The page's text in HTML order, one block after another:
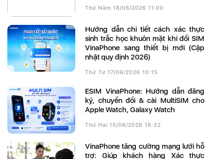
Thứ Năm 18/06/2026 11:00
Hướng dẫn chi tiết cách xác thực
sinh trắc học khuôn mặt khi đổi SIM
VinaPhone sang thiết bị mới (Cập
nhật quy định 2026)
Thứ Tư 17/06/2026 10:15
eSIM VinaPhone: Hướng dẫn đăng
ký, chuyển đổi & cài MultiSIM cho
Apple Watch, Galaxy Watch
Thứ Hai 15/06/2026 18:32
VinaPhone tăng cường mạng lưới hỗ
trợ: Giúp khách hàng Xác thực